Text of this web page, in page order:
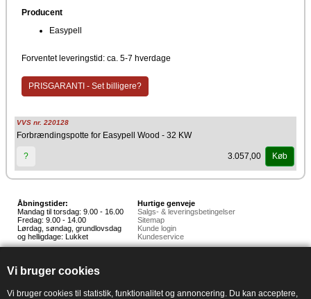
Vi bruger cookies
Vi bruger cookies til statistik, funktionalitet og annoncering. Du kan acceptere,
Producent
Easypell
Forventet leveringstid: ca. 5-7 hverdage
PRISGARANTI - Set billigere?
VVS nr. 220128
Forbrændingspotte for Easypell Wood - 32 KW
? 3.057,00 Køb
Åbningstider:
Mandag til torsdag: 9.00 - 16.00
Fredag: 9.00 - 14.00
Lørdag, søndag, grundlovsdag
og helligdage: Lukket
Hurtige genveje
Salgs- & leveringsbetingelser
Sitemap
Kunde login
Kundeservice
Hunnerupvej 3, 6920 Videbæk
E-mail:salg@hedestoker.dk
PA: